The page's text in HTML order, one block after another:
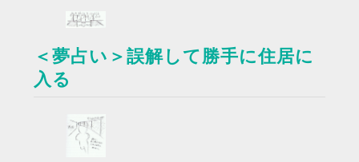
＜夢占い＞誤解して勝手に住居に
入る